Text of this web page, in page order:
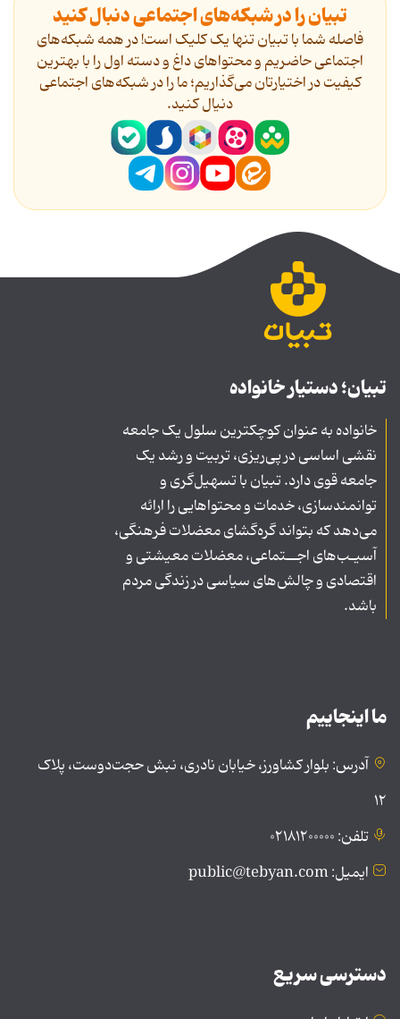
تبیان را در شبکه‌های اجتماعی دنبال کنید
فاصله شما با تبیان تنها یک کلیک است! در همه شبکه‌های
اجتماعی حاضریم و محتواهای داغ و دسته اول را با بهترین
کیفیت در اختیارتان می‌گذاریم؛ ما را در شبکه‌های اجتماعی
دنیال کنید.
تبیان؛ دستیار خانواده
خانواده به عنوان کوچکترین سلول یک جامعه
نقشی اساسی در پی‌ریزی، تربیت و رشد یک
جامعه قوی دارد. تبیان با تسهیل‌گری و
توانمندسازی، خدمات و محتواهایی را ارائه
می‌دهد که بتواند گره‌گشای معضلات فرهنگی،
آسیـب‌های اجــتماعی، معضلات معیشتی و
اقتصادی و چالش‌های سیاسی در زندگی مردم
باشد.
ما اینجاییم
آدرس: بلوار کشاورز، خیابان نادری، نبش حجت‌دوست، پلاک
۱۲
تلفن: ۰۲۱۸۱۲۰۰۰۰۰
ایمیل: public@tebyan.com
دسترسی سریع